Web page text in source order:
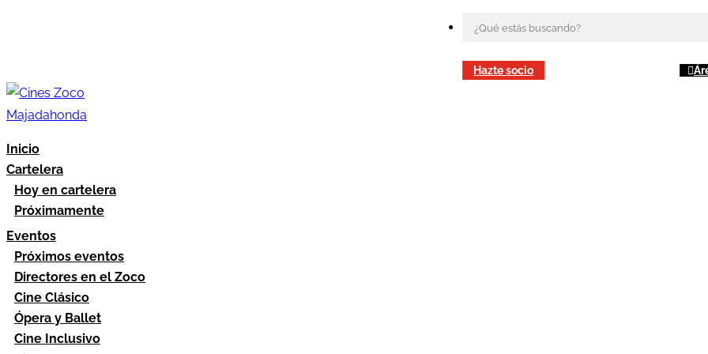
Hazte socio
Inicio
Cartelera
Hoy en cartelera
Próximamente
Eventos
Próximos eventos
Directores en el Zoco
Cine Clásico
Ópera y Ballet
Cine Inclusivo